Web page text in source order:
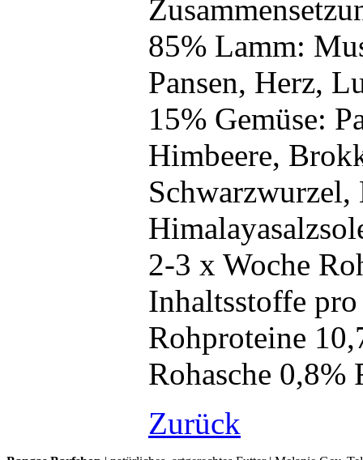
85% Lamm:
Pansen, Herz,
15% Gemüse:
Himbeere,
Schwarzwurzel,
2-3 x Woche
Inhaltsstoffe
Rohproteine
Rohasche 0,8%
Zurück